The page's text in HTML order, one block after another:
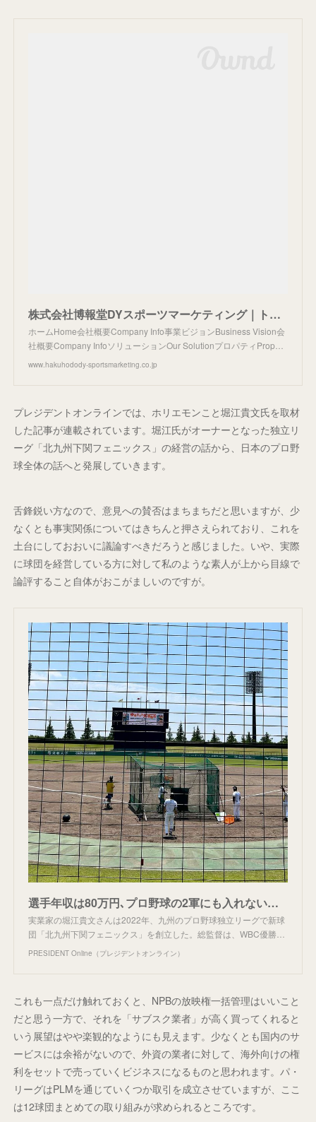
株式会社博報堂DYスポーツマーケティング｜トップページ
ホームHome会社概要Company Info事業ビジョンBusiness Vision会
社概要Company InfoソリューションOur SolutionプロパティProp…
www.hakuhodody-sportsmarketing.co.jp
プレジデントオンラインでは、ホリエモンこと堀江貴文氏を取材
した記事が連載されています。堀江氏がオーナーとなった独立リ
ーグ「北九州下関フェニックス」の経営の話から、日本のプロ野
球全体の話へと発展していきます。
舌鋒鋭い方なので、意見への賛否はまちまちだと思いますが、少
なくとも事実関係についてはきちんと押さえられており、これを
土台にしておおいに議論すべきだろうと感じました。いや、実際
に球団を経営している方に対して私のような素人が上から目線で
論評すること自体がおこがましいのですが。
選手年収は80万円､プロ野球の2軍にも入れない…ホリエモンが画策する｢独立リーグで高給取りになる｣唯一の方法 なぜ外国人を｢助っ人｣扱いにするのか
実業家の堀江貴文さんは2022年、九州のプロ野球独立リーグで新球
団「北九州下関フェニックス」を創立した。総監督は、WBC優勝…
PRESIDENT Online（プレジデントオンライン）
これも一点だけ触れておくと、NPBの放映権一括管理はいいこと
だと思う一方で、それを「サブスク業者」が高く買ってくれると
いう展望はやや楽観的なようにも見えます。少なくとも国内のサ
ービスには余裕がないので、外資の業者に対して、海外向けの権
利をセットで売っていくビジネスになるものと思われます。パ・
リーグはPLMを通じていくつか取引を成立させていますが、ここ
は12球団まとめての取り組みが求められるところです。